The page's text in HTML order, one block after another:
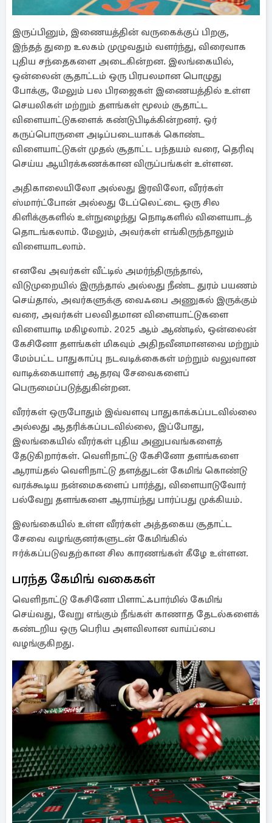
இருப்பினும், இணையத்தின் வருகைக்குப் பிறகு,
இந்தத் துறை உலகம் முழுவதும் வளர்ந்து, விரைவாக
புதிய சந்தைகளை அடைகின்றன. இலங்கையில்,
ஒன்லைன் சூதாட்டம் ஒரு பிரபலமான பொழுது
போக்கு, மேலும் பல பிரஜைகள் இணையத்தில் உள்ள
செயலிகள் மற்றும் தளங்கள் மூலம் சூதாட்ட
விளையாட்டுகளைக் கண்டுபிடிக்கின்றனர். ஒர்
கருப்பொருளை அடிப்படையாகக் கொண்ட
விளையாட்டுகள் முதல் சூதாட்ட பந்தயம் வரை, தெரிவு
செய்ய ஆயிரக்கணக்கான விருப்பங்கள் உள்ளன.
அதிகாலையிலோ அல்லது இரவிலோ, வீரர்கள்
ஸ்மார்ட்போன் அல்லது டேப்லெட்டை ஒரு சில
கிளிக்குகளில் உள்நுழைந்து நொடிகளில் விளையாடத்
தொடங்கலாம். மேலும், அவர்கள் எங்கிருந்தாலும்
விளையாடலாம்.
எனவே அவர்கள் வீட்டில் அமர்ந்திருந்தால்,
விடுமுறையில் இருந்தால் அல்லது நீண்ட துரம் பயணம்
செய்தால், அவர்களுக்கு வைஃபை அணுகல் இருக்கும்
வரை, அவர்கள் பலவிதமான விளையாட்டுகளை
விளையாடி மகிழலாம். 2025 ஆம் ஆண்டில், ஒன்லைன்
கேசினோ தளங்கள் மிகவும் அதிநவீனமானவை மற்றும்
மேம்பட்ட பாதுகாப்பு நடவடிக்கைகள் மற்றும் வலுவான
வாடிக்கையாளர் ஆதரவு சேவைகளைப்
பெருமைப்படுத்துகின்றன.
வீரர்கள் ஒருபோதும் இவ்வளவு பாதுகாக்கப்படவில்லை
அல்லது ஆதரிக்கப்படவில்லை, இப்போது,
இலங்கையில் வீரர்கள் புதிய அனுபவங்களைத்
தேடுகிறார்கள். வெளிநாட்டு கேசினோ தளங்களை
ஆராய்தல் வெளிநாட்டு தளத்துடன் கேமிங் கொண்டு
வரக்கூடிய நன்மைகளைப் பார்த்து, விளையாடுவோர்
பல்வேறு தளங்களை ஆராய்ந்து பார்ப்பது முக்கியம்.
இலங்கையில் உள்ள வீரர்கள் அத்தகைய சூதாட்ட
சேவை வழங்குனர்களுடன் கேமிங்கில்
ஈர்க்கப்படுவதற்கான சில காரணங்கள் கீழே உள்ளன.
பரந்த கேமிங் வகைகள்
வெளிநாட்டு கேசினோ பிளாட்ஃபார்மில் கேமிங்
செய்வது, வேறு எங்கும் நீங்கள் காணாத தேடல்களைக்
கண்டறிய ஒரு பெரிய அளவிலான வாய்ப்பை
வழங்குகிறது.